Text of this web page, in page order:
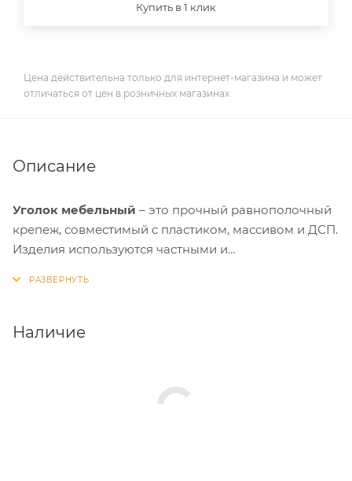
Купить в 1 клик
Цена действительна только для интернет-магазина и может
отличаться от цен в розничных магазинах
Описание
Уголок мебельный – это прочный равнополочный
крепеж, совместимый с пластиком, массивом и ДСП.
Изделия используются частными и
Наличие